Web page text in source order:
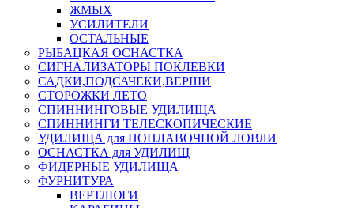
ЖМЫХ
УСИЛИТЕЛИ
ОСТАЛЬНЫЕ
РЫБАЦКАЯ ОСНАСТКА
СИГНАЛИЗАТОРЫ ПОКЛЕВКИ
САДКИ,ПОДСАЧЕКИ,ВЕРШИ
СТОРОЖКИ ЛЕТО
СПИННИНГОВЫЕ УДИЛИЩА
СПИННИНГИ ТЕЛЕСКОПИЧЕСКИЕ
УДИЛИЩА для ПОПЛАВОЧНОЙ ЛОВЛИ
ОСНАСТКА для УДИЛИЩ
ФИДЕРНЫЕ УДИЛИЩА
ФУРНИТУРА
ВЕРТЛЮГИ